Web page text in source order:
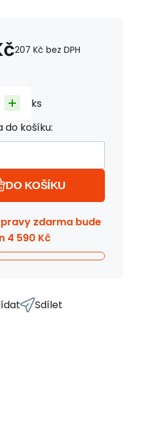
207 Kč bez DPH
ks
do košíku:
DO KOŠÍKU
zdarma bude
4 590 Kč
Sdílet